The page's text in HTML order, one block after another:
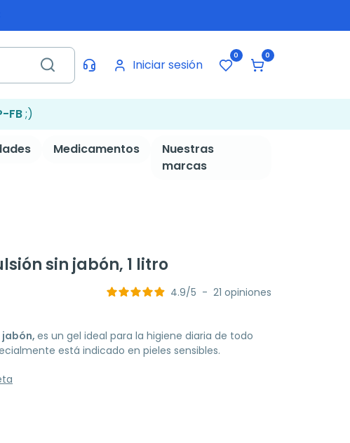
Iniciar sesión
0 0
FB;)
Medicamentos
Nuestras
marcas
sin jabón, 1 litro
4.9/5 - 21 opiniones
jabón, es un gel ideal para la higiene diaria de todo
está indicado en pieles sensibles.